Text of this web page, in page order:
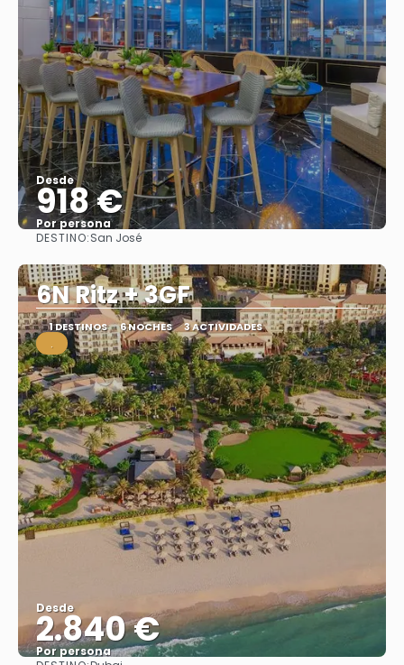
Desde
918 €
Por persona
DESTINO:San José
6N Ritz + 3GF
1 DESTINOS 6 NOCHES 3 ACTIVIDADES
.
Desde
2.840 €
Por persona